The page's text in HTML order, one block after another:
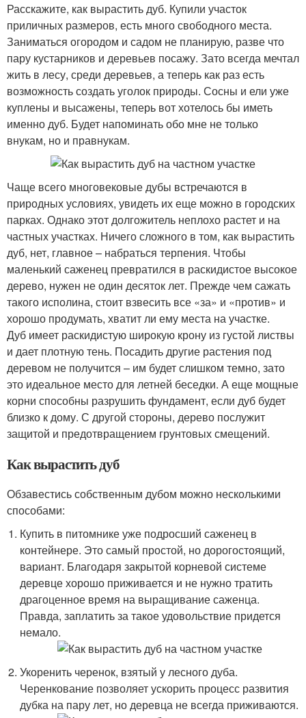
Расскажите, как вырастить дуб. Купили участок
приличных размеров, есть много свободного места.
Заниматься огородом и садом не планирую, разве что
пару кустарников и деревьев посажу. Зато всегда мечтал
жить в лесу, среди деревьев, а теперь как раз есть
возможность создать уголок природы. Сосны и ели уже
куплены и высажены, теперь вот хотелось бы иметь
именно дуб. Будет напоминать обо мне не только
внукам, но и правнукам.
Чаще всего многовековые дубы встречаются в
природных условиях, увидеть их еще можно в городских
парках. Однако этот долгожитель неплохо растет и на
частных участках. Ничего сложного в том, как вырастить
дуб, нет, главное – набраться терпения. Чтобы
маленький саженец превратился в раскидистое высокое
дерево, нужен не один десяток лет. Прежде чем сажать
такого исполина, стоит взвесить все «за» и «против» и
хорошо продумать, хватит ли ему места на участке.
Дуб имеет раскидистую широкую крону из густой листвы
и дает плотную тень. Посадить другие растения под
деревом не получится – им будет слишком темно, зато
это идеальное место для летней беседки. А еще мощные
корни способны разрушить фундамент, если дуб будет
близко к дому. С другой стороны, дерево послужит
защитой и предотвращением грунтовых смещений.
Как вырастить дуб
Обзавестись собственным дубом можно несколькими
способами:
Купить в питомнике уже подросший саженец в
контейнере. Это самый простой, но дорогостоящий,
вариант. Благодаря закрытой корневой системе
деревце хорошо приживается и не нужно тратить
драгоценное время на выращивание саженца.
Правда, заплатить за такое удовольствие придется
немало.
Укоренить черенок, взятый у лесного дуба.
Черенкование позволяет ускорить процесс развития
дубка на пару лет, но деревца не всегда приживаются.